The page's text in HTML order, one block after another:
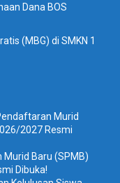
Dana BOS
(MBG) di SMKN 1
Murid
2027 Resmi
Murid Baru (SPMB)
Dibuka!